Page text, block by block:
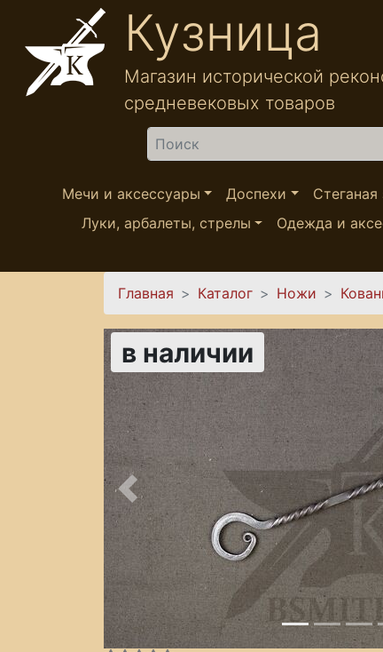
Перейти к основному содержанию
Кузница
Магазин исторической
средневековых товаров
Найти
Мечи и аксессуары Доспехи
Луки, арбалеты, стрелы
Одежда и
Вы здесь
Главная Каталог Ножи
в наличии
Предыдущее